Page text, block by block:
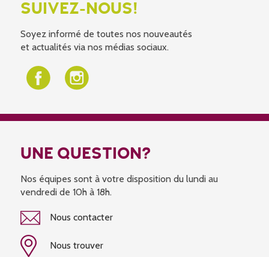
SUIVEZ-NOUS!
Soyez informé de toutes nos nouveautés
et actualités via nos médias sociaux.
UNE QUESTION?
Nos équipes sont à votre disposition du lundi au
vendredi de 10h à 18h.
Nous contacter
Nous trouver